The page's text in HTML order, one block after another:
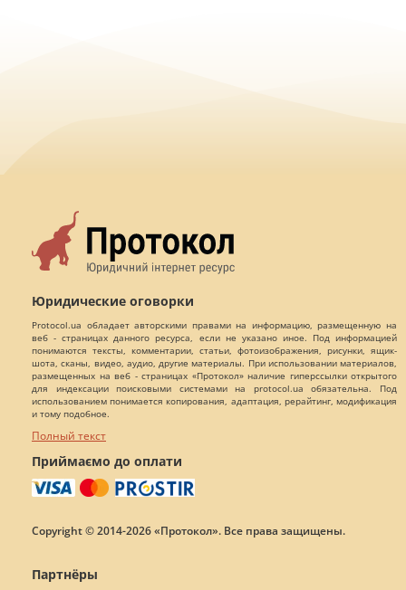
Юридические оговорки
Protocol.ua обладает авторскими правами на информацию, размещенную на
веб - страницах данного ресурса, если не указано иное. Под информацией
понимаются тексты, комментарии, статьи, фотоизображения, рисунки, ящик-
шота, сканы, видео, аудио, другие материалы. При использовании материалов,
размещенных на веб - страницах «Протокол» наличие гиперссылки открытого
для индексации поисковыми системами на protocol.ua обязательна. Под
использованием понимается копирования, адаптация, рерайтинг, модификация
и тому подобное.
Полный текст
Приймаємо до оплати
Copyright © 2014-2026 «Протокол». Все права защищены.
Партнёры